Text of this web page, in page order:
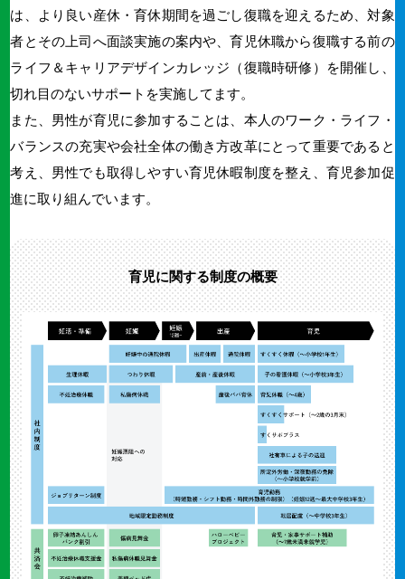
は、より良い産休・育休期間を過ごし復職を迎えるため、対象
者とその上司へ面談実施の案内や、育児休職から復職する前の
ライフ＆キャリアデザインカレッジ（復職時研修）を開催し、
切れ目のないサポートを実施してます。
また、男性が育児に参加することは、本人のワーク・ライフ・
バランスの充実や会社全体の働き方改革にとって重要であると
考え、男性でも取得しやすい育児休暇制度を整え、育児参加促
進に取り組んでいます。
育児に関する制度の概要